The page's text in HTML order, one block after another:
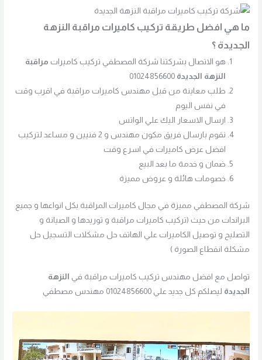
ما هي افضل طريقة تركيب كاميرات مراقبة النزهة
الجديدة ؟
هو الاتصال بشركتنا شركة المصطفي تركيب كاميرات مراقبة
النزهة الجديدة 01024856600
طلب معاينة من قبل مهندس كاميرات مراقبة في اقرب وقت
في نفس اليوم
ارسال الاسعار اليك علي الواتس
نقوم بارسال فريق مكون مهندس و 2 فنيين و مساعد لتركيب
افضل عرض كاميرات في اسرع وقت
ضمان و خدمة ما بعد البيع
خصومات هائلة و عروض مميزة
شركة المصطفي مميزة في مجال كاميرات المراقبة بكل انواعها و جميع
البراندات من حيث (تركيب كاميرات مراقبة و توريدها و الصيانة و
التصليح و توصيل الكاميرات علي الهاتف حل مشكلات التسجيل حل
مشكلة انقطاع الصورة )
تواصل مع افضل مهندس تركيب كاميرات مراقبة في النزهة
الجديدة ليصلكم كل جديد علي 01024856600 مهندس مصطفي